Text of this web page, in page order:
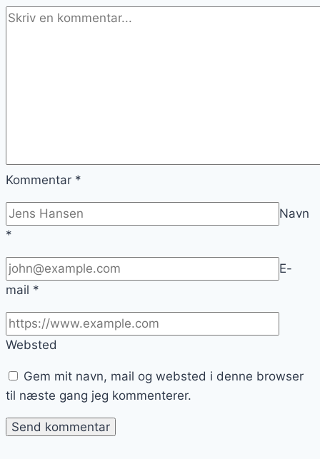
Kommentar *
Navn
*
E-
mail *
Websted
Gem mit navn, mail og websted i denne browser
til næste gang jeg kommenterer.